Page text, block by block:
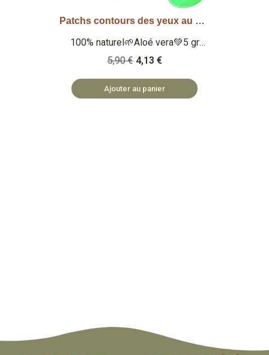
Aperçu rapide Patchs contours des yeux au Konjac - Aloé vera
100% naturel🌱Aloé vera💚5 gr
Qu'est ce que c'est ? Des patchs
pour le contour des yeux au konjac
100% naturels à l'extrait d'aloé vera.
🏡 PATCHS FABRIQUÉS EN PRC ♻️
PATCHS BIODÉGRADABLES
5,90 € 4,13 €
Ajouter au panier